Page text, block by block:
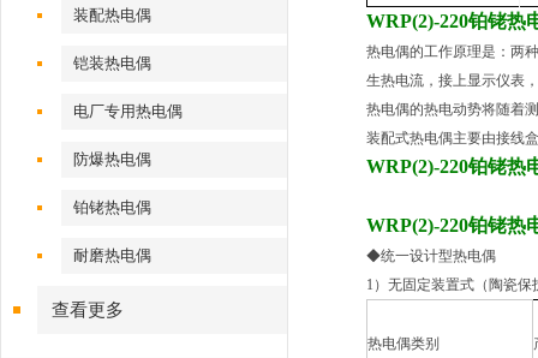
装配热电偶
铠装热电偶
电厂专用热电偶
防爆热电偶
铂铑热电偶
耐磨热电偶
查看更多
WRP(2)-220铂铑热
热电偶的工作原理是：两
生热电流，接上显示仪表
热电偶的热电动势将随着
装配式热电偶主要由接线
WRP(2)-220铂铑热
WRP(2)-220铂铑热
◆统一设计型热电偶
1）无固定装置式（陶瓷保
热电偶类别